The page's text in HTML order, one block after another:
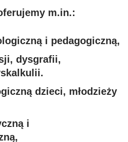
m.in.:
i pedagogiczną,
dysgrafii,
dzieci, młodzieży
i